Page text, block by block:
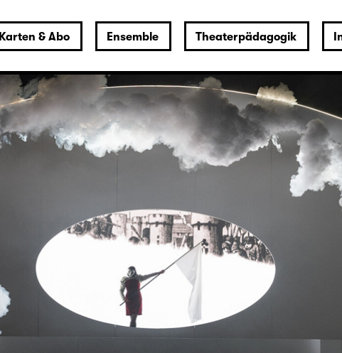
Karten & Abo Ensemble Theaterpädagogik